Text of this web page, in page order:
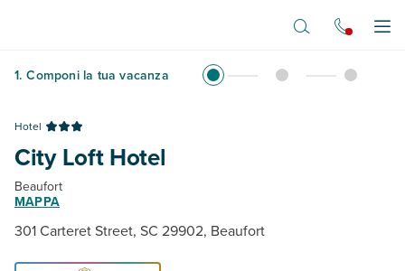
1. Componi la tua vacanza
Hotel
City Loft Hotel
Beaufort
MAPPA
301 Carteret Street, SC 29902, Beaufort